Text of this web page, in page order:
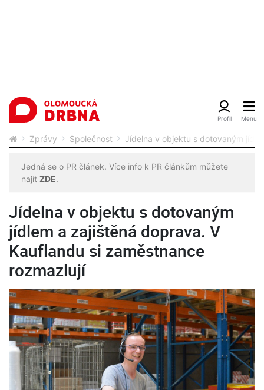
Zprávy Společnost Jídelna v objektu s dotovaným
Jedná se o PR článek. Více info k PR článkům můžete
najít ZDE.
Jídelna v objektu s dotovaným
jídlem a zajištěná doprava. V
Kauflandu si zaměstnance
rozmazlují